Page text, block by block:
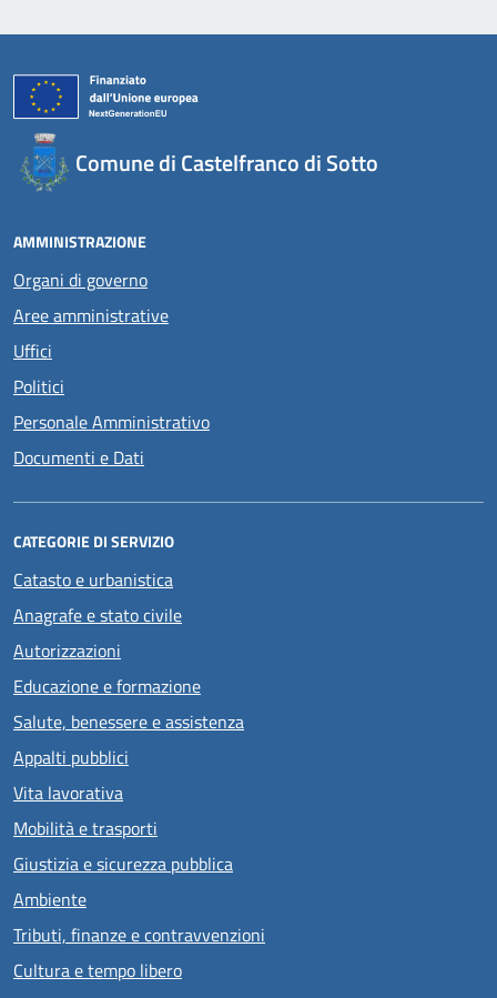
Comune di Castelfranco di Sotto
AMMINISTRAZIONE
Organi di governo
Aree amministrative
Uffici
Politici
Personale Amministrativo
Documenti e Dati
CATEGORIE DI SERVIZIO
Catasto e urbanistica
Anagrafe e stato civile
Autorizzazioni
Educazione e formazione
Salute, benessere e assistenza
Appalti pubblici
Vita lavorativa
Mobilità e trasporti
Giustizia e sicurezza pubblica
Ambiente
Tributi, finanze e contravvenzioni
Cultura e tempo libero